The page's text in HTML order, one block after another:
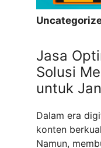
Jasa
Solusi
untuk
Dalam era
konten
Namun,